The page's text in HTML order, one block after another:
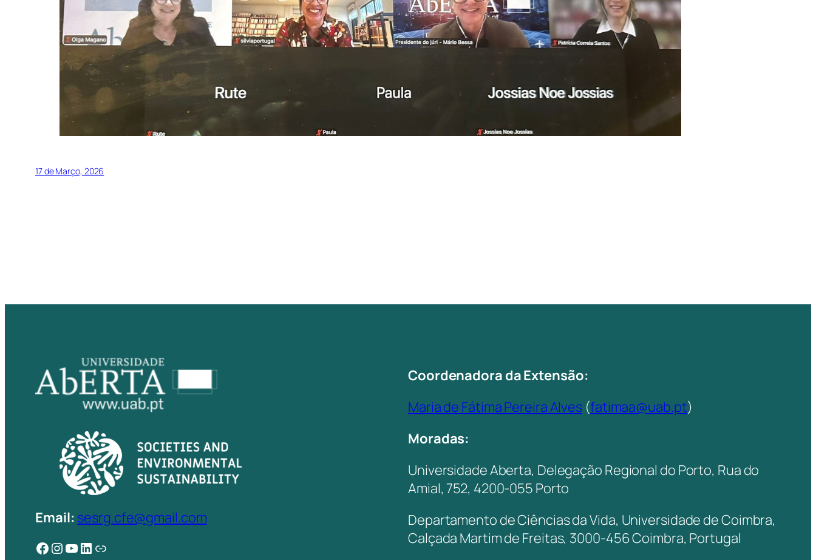
17 de Março, 2026
Email: sesrg.cfe@gmail.com
Facebook Instagram YouTube LinkedIn Ligação
Coordenadora da Extensão:
Maria de Fátima Pereira Alves (fatimaa@uab.pt)
Moradas:
Universidade Aberta, Delegação Regional do Porto, Rua do
Amial, 752, 4200-055 Porto
Departamento de Ciências da Vida, Universidade de Coimbra,
Calçada Martim de Freitas, 3000-456 Coimbra, Portugal